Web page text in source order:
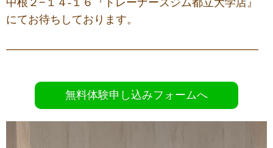
にてお待ちしております。
———————————————————————
無料体験申し込みフォームへ